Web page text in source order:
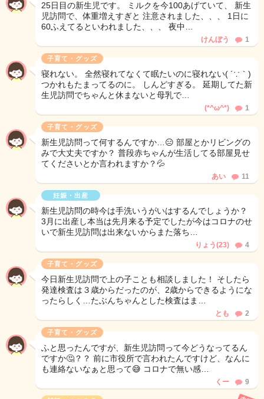
25日目の新生児です。 ミルクを今100あげていて、 新生
児訪問で、体重増えすぎと 注意されました、、、 1日に
60ふえてるといわれました、、、 夜中…
けんぼう 1
子育て・グッズ
寝れない。 全然寝れてなくて眠たいのに寝れない( ´∵｀)
つかれもたまってるのに。 しんどすぎる。 延期してた新
生児訪問でちゃんと休まないと母乳で…
(*^ω^*) 1
子育て・グッズ
新生児訪問って何するんですか…😑 部屋とかリビングの
みで大丈夫ですか？ 普段赤ちゃんが生活してる部屋見せ
てくださいとか言われますか？💦
あい 11
妊娠・出産
新生児訪問の時今は手洗いうがいはするんでしょうか？
3月に出産し本当は先月来る予定でしたが今はコロナのせ
いで新生児訪問は出来ないからまた落ち…
りょう(23) 4
子育て・グッズ
今日新生児訪問で上の子ことも相談しました！ そしたら
発達検査は３歳からだったのが、2歳からできるようにな
ったらしく…たぶんちゃんとした検査はま…
とも 2
子育て・グッズ
ふと思ったんですが、新生児訪問って今どうなってるん
ですか🤔？？ 前に市役所で言われたんですけど、なんに
も連絡ないなぁと思って😅 コロナで無い感…
くー 9